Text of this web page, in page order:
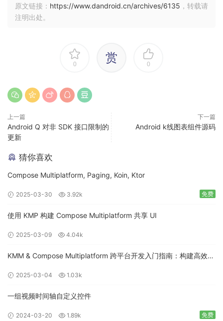
原文链接： https://www.dandroid.cn/archives/6135 ，转载请
注明出处。
0 赏 0
上一篇
Android Q 对非 SDK 接口限制的
更新
下一篇
Android k线图表组件源码
猜你喜欢
Compose Multiplatform, Paging, Koin, Ktor
2025-03-30 3.92k 免费
使用 KMP 构建 Compose Multiplatform 共享 UI
2025-03-09 4.04k
KMM & Compose Multiplatform 跨平台开发入门指南：构建高效的
2025-03-04 1.03k
一组视频时间轴自定义控件
2024-03-20 1.89k 免费